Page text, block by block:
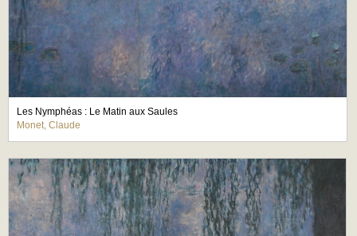
Les Nymphéas : Le Matin aux Saules
Monet, Claude